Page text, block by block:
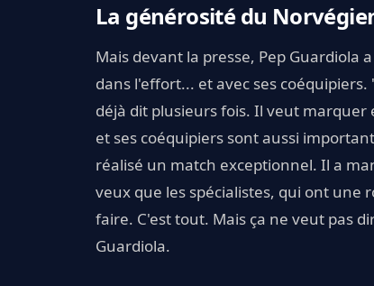
La générosité du
Mais devant la presse, Pep Guardiola
dans l'effort... et avec ses coéquipiers.
déjà dit plusieurs fois. Il veut
et ses coéquipiers sont aussi
réalisé un match exceptionnel. Il a
veux que les spécialistes, qui ont une
faire. C'est tout. Mais ça ne veut pas
Guardiola.